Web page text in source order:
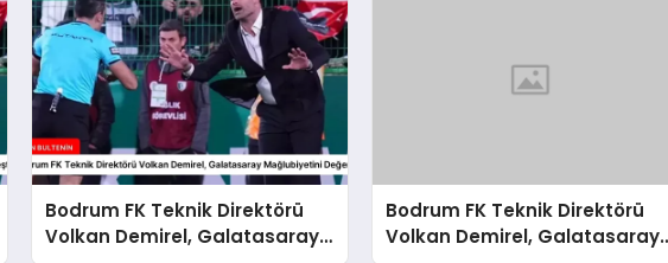
Bodrum FK Teknik Direktörü
Volkan Demirel, Galatasaray
Bodrum FK Teknik Direktörü
Volkan Demirel, Galatasaray